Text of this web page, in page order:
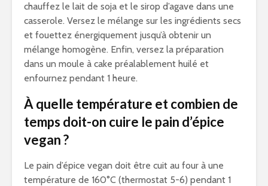
chauffez le lait de soja et le sirop d’agave dans une
casserole. Versez le mélange sur les ingrédients secs
et fouettez énergiquement jusqu’à obtenir un
mélange homogène. Enfin, versez la préparation
dans un moule à cake préalablement huilé et
enfournez pendant 1 heure.
À quelle température et combien de
temps doit-on cuire le pain d’épice
vegan ?
Le pain d’épice vegan doit être cuit au four à une
température de 160°C (thermostat 5-6) pendant 1